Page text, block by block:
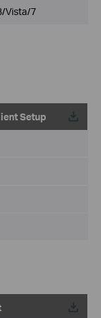
Vista/7
Setup